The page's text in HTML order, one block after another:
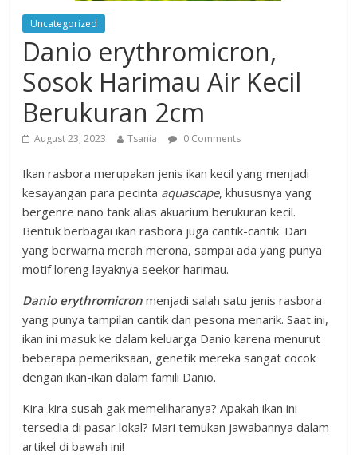
Uncategorized
Danio erythromicron,
Sosok Harimau Air Kecil
Berukuran 2cm
August 23, 2023 Tsania 0 Comments
Ikan rasbora merupakan jenis ikan kecil yang menjadi
kesayangan para pecinta aquascape, khususnya yang
bergenre nano tank alias akuarium berukuran kecil.
Bentuk berbagai ikan rasbora juga cantik-cantik. Dari
yang berwarna merah merona, sampai ada yang punya
motif loreng layaknya seekor harimau.
Danio erythromicron menjadi salah satu jenis rasbora
yang punya tampilan cantik dan pesona menarik. Saat ini,
ikan ini masuk ke dalam keluarga Danio karena menurut
beberapa pemeriksaan, genetik mereka sangat cocok
dengan ikan-ikan dalam famili Danio.
Kira-kira susah gak memeliharanya? Apakah ikan ini
tersedia di pasar lokal? Mari temukan jawabannya dalam
artikel di bawah ini!